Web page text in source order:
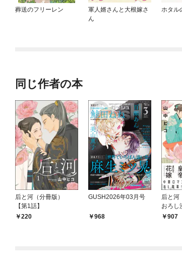
葬送のフリーレン
軍人婿さんと大根嫁さ
ん
ホタル
同じ作者の本
后と河（分冊版）
【第1話】
220
GUSH2026年03月号
968
后と河
おろ
（1）
907